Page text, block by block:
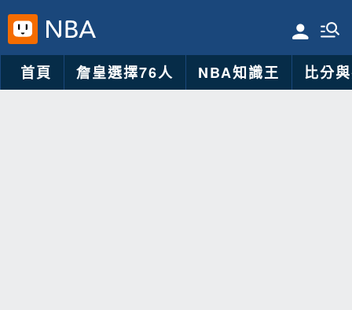
首頁 詹皇選擇76人 NBA知識王 比分